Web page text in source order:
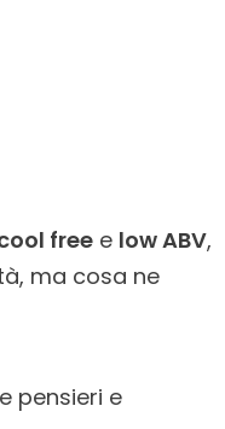
free e low ABV,
ma cosa ne
pensieri e